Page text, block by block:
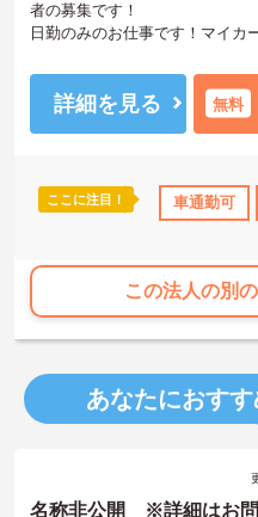
者の募集です！
日勤のみのお仕事です！マイカ
もあり、経験に関わらず安心し
こちらの求人にご興味がござい
ますので是非ご応募お待ちして
詳細を見る 無料
ここに注目！ 車通勤可
この法人の別
あなたにおす
名称非公開 ※詳細はお問